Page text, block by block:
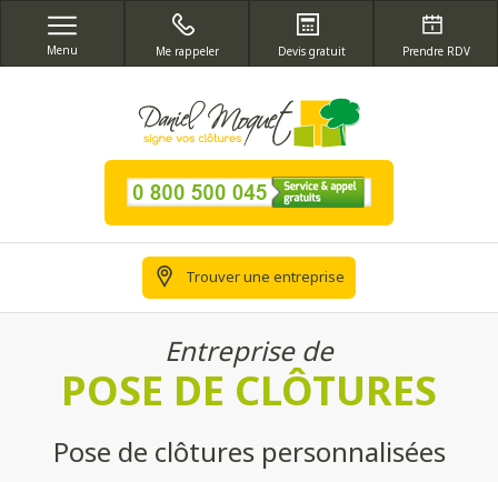
Menu Me rappeler Devis gratuit Prendre RDV
Trouver une entreprise
Entreprise de
POSE DE CLÔTURES
Pose de clôtures personnalisées